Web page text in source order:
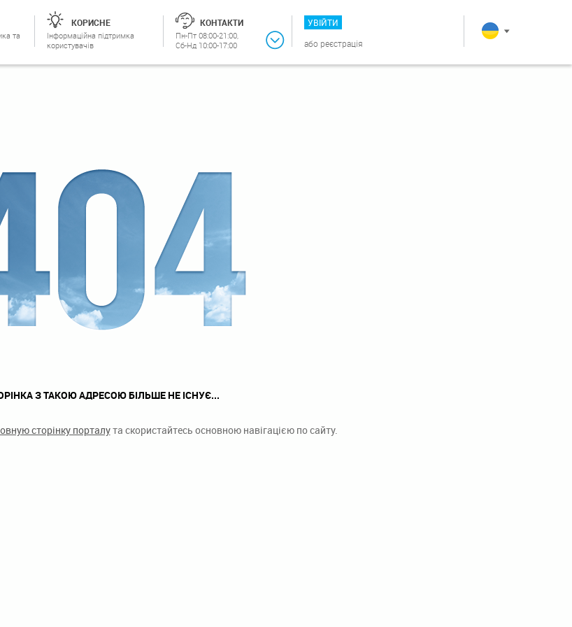
та
КОРИСНЕ
Інформаційна підтримка
користувачів
КОНТАКТИ
Пн-Пт 08:00-21:00,
Сб-Нд 10:00-17:00
УВІЙТИ
або реєстрація
З ТАКОЮ АДРЕСОЮ БІЛЬШЕ НЕ ІСНУЄ...
сторінку порталута скористайтесь основною навігацією по сайту.